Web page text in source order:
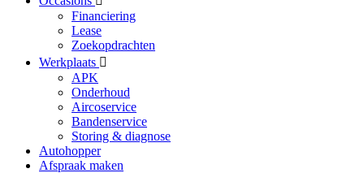
Financiering
Lease
Zoekopdrachten
Werkplaats
APK
Onderhoud
Aircoservice
Bandenservice
Storing & diagnose
Autohopper
Afspraak maken